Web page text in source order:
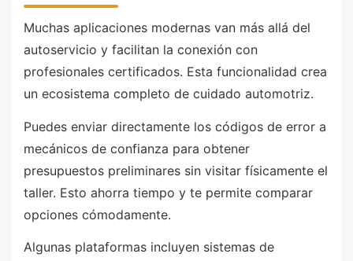
Muchas aplicaciones modernas van más allá del
autoservicio y facilitan la conexión con
profesionales certificados. Esta funcionalidad crea
un ecosistema completo de cuidado automotriz.
Puedes enviar directamente los códigos de error a
mecánicos de confianza para obtener
presupuestos preliminares sin visitar físicamente el
taller. Esto ahorra tiempo y te permite comparar
opciones cómodamente.
Algunas plataformas incluyen sistemas de